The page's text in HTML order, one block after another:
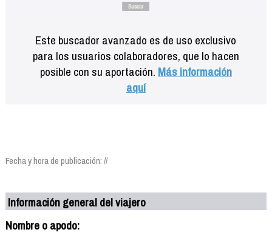
Este buscador avanzado es de uso exclusivo
para los usuarios colaboradores, que lo hacen
posible con su aportación. Más información
aquí
Fecha y hora de publicación: //
Información general del viajero
Nombre o apodo: